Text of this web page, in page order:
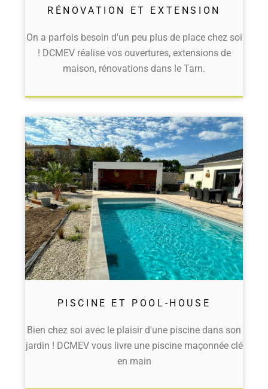
RÉNOVATION ET EXTENSION
On a parfois besoin d'un peu plus de place chez soi
! DCMEV réalise vos ouvertures, extensions de
maison, rénovations dans le Tarn.
PISCINE ET POOL-HOUSE
Bien chez soi avec le plaisir d'une piscine dans son
jardin ! DCMEV vous livre une piscine maçonnée clé
en main